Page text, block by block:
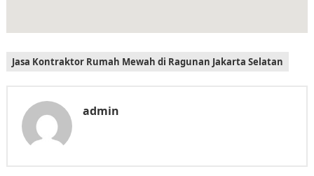
Jasa Kontraktor Rumah Mewah di Ragunan Jakarta Selatan
admin